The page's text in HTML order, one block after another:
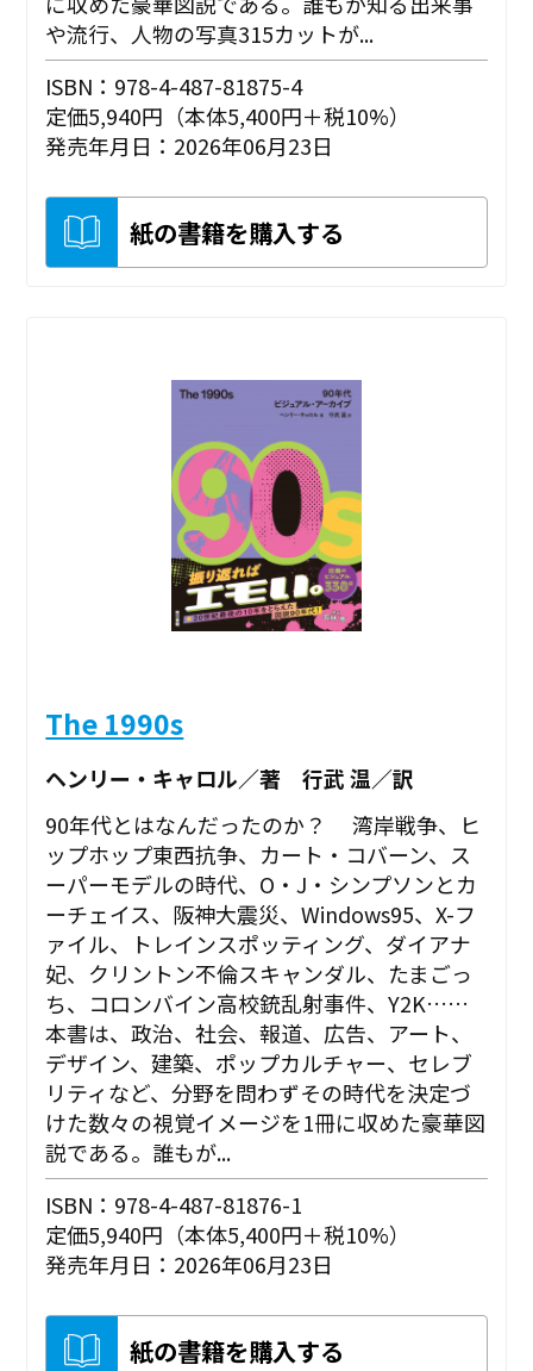
や流行、人物の写真315カットが...
ISBN：978-4-487-81875-4
定価5,940円（本体5,400円＋税10%）
発売年月日：2026年06月23日
紙の書籍を購入する
The 1990s
ヘンリー・キャロル／著 行武 温／訳
90年代とはなんだったのか？ 湾岸戦争、ヒ
ップホップ東西抗争、カート・コバーン、ス
ーパーモデルの時代、O・J・シンプソンとカ
ーチェイス、阪神大震災、Windows95、X-フ
ァイル、トレインスポッティング、ダイアナ
妃、クリントン不倫スキャンダル、たまごっ
ち、コロンバイン高校銃乱射事件、Y2K……
本書は、政治、社会、報道、広告、アート、
デザイン、建築、ポップカルチャー、セレブ
リティなど、分野を問わずその時代を決定づ
けた数々の視覚イメージを1冊に収めた豪華図
説である。誰もが...
ISBN：978-4-487-81876-1
定価5,940円（本体5,400円＋税10%）
発売年月日：2026年06月23日
紙の書籍を購入する